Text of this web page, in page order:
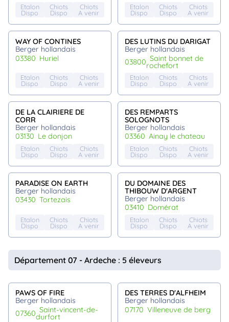
Etalon
Dispo
Chiots
Dispo
Chiots
A venir
Etalon
Dispo
Chiots
Dispo
Chiots
A venir
WAY OF CONTINES
Berger hollandais
03380
huriel
Etalon
Dispo
Chiots
Dispo
Chiots
A venir
DES LUTINS DU DARIGAT
Berger hollandais
03800 saint bonnet de
rochefort
Etalon
Dispo
Chiots
Dispo
Chiots
A venir
DE LA CLAIRIERE DE
CORR
Berger hollandais
03130
le donjon
Etalon
Dispo
Chiots
Dispo
Chiots
A venir
DES REMPARTS
SOLOGNOTS
Berger hollandais
03360
ainay le chateau
Etalon
Dispo
Chiots
Dispo
Chiots
A venir
PARADISE ON EARTH
Berger hollandais
03430
tortezais
Etalon
Dispo
Chiots
Dispo
Chiots
A venir
DU DOMAINE DES
THIBOUW D'ARGENT
Berger hollandais
03410
domérat
Etalon
Dispo
Chiots
Dispo
Chiots
A venir
Département 07 - Ardeche : 5 éleveurs
PAWS OF FIRE
Berger hollandais
07360 saint-vincent-de-
durfort
DES TERRES D'ALFHEIM
Berger hollandais
07170
villeneuve de berg